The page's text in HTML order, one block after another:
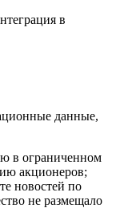
в
данные,
в ограниченном
акционеров;
новостей по
не размещало